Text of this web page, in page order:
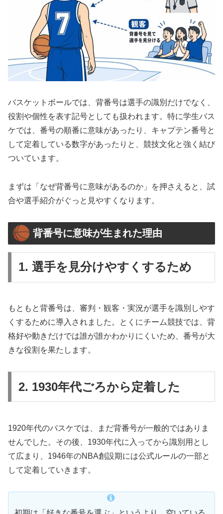
バスケットボールでは、背番号は選手の識別だけでなく、
役割や個性を表す記号としても扱われます。特に学生バス
ケでは、番号の順番に意味があったり、キャプテン番号と
して定着している数字があったりと、競技文化と強く結び
ついています。
まずは「なぜ背番号に意味があるのか」を押さえると、試
合や選手紹介がぐっと見やすくなります。
背番号に意味が生まれた理由
1. 選手を見分けやすくするため
もともと背番号は、審判・観客・実況が選手を識別しやす
くするために導入されました。とくにチーム競技では、背
格好や動きだけでは誰が誰かわかりにくいため、番号が大
きな役割を果たします。
2. 1930年代ごろから定着した
1920年代のバスケでは、まだ背番号が一般的ではありま
せんでした。その後、1930年代に入ってから識別用とし
て広まり、1946年のNBA創設期には公式ルールの一部と
して定着していきます。